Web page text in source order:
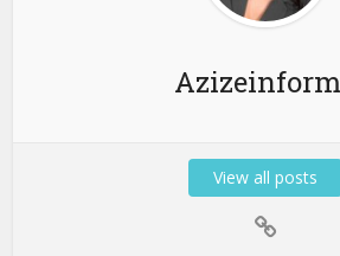
View all posts